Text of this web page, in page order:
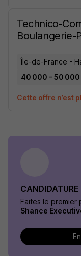
Technico-
Boulangerie-
Île-de-France -
40 000 - 50 000
Cette offre n’est
Faites le
Shance